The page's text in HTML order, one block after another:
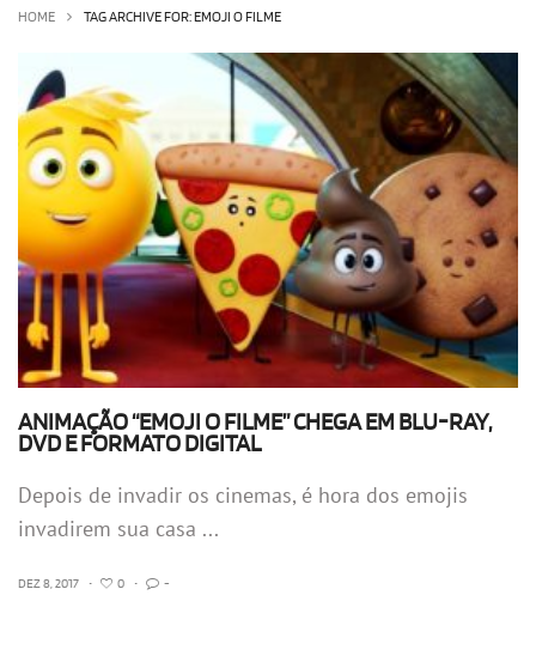
HOME TAG ARCHIVE FOR: EMOJI O FILME
ANIMAÇÃO “EMOJI O FILME” CHEGA EM BLU-RAY,
DVD E FORMATO DIGITAL
Depois de invadir os cinemas, é hora dos emojis
invadirem sua casa ...
DEZ 8, 2017 • 0 • -